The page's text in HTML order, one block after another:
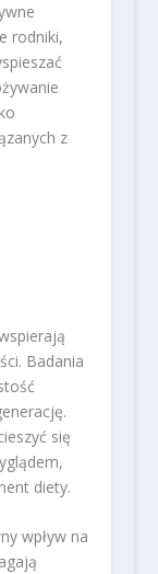
rodniki,
z
Badania
się
diety.
wpływ na